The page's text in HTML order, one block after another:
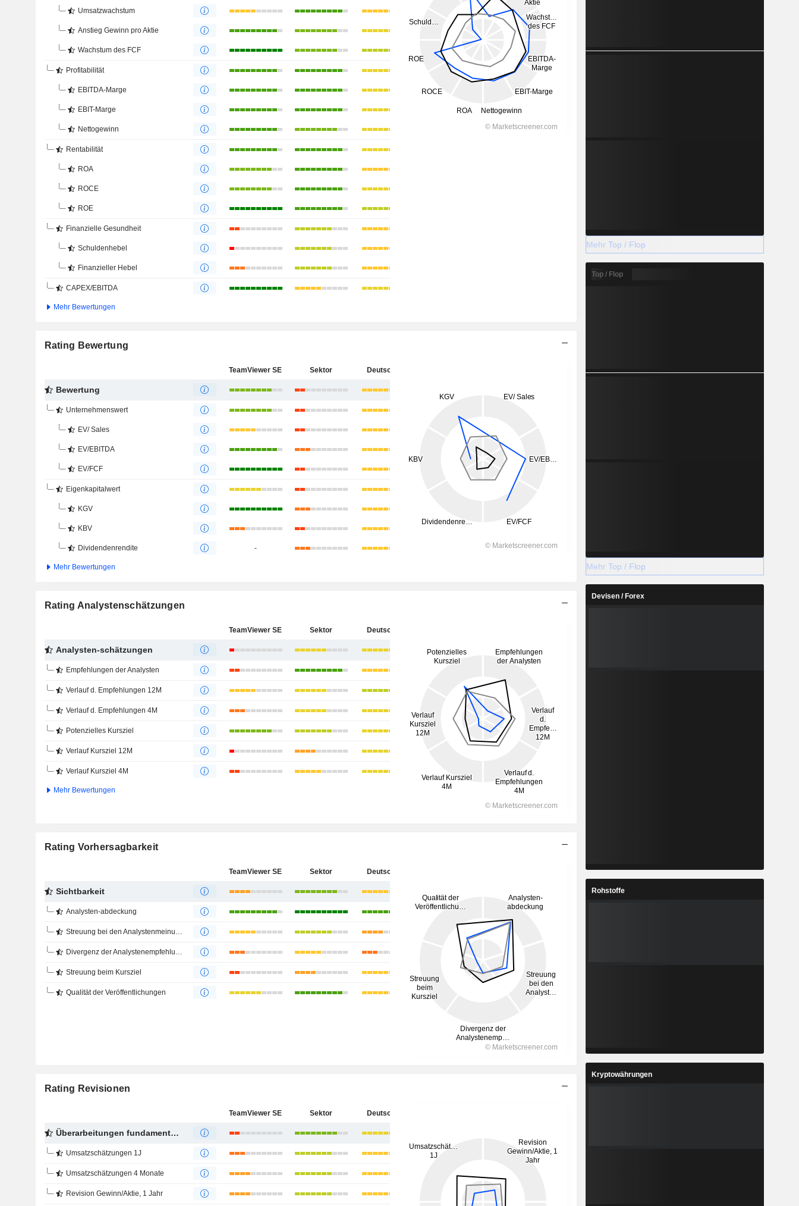
Umsatzwachstum
Anstieg Gewinn pro Aktie
Wachstum des FCF
Profitabilität
EBITDA-Marge
EBIT-Marge
Nettogewinn
Rentabilität
ROA
ROCE
ROE
Finanzielle Gesundheit
Schuldenhebel
Finanzieller Hebel
CAPEX/EBITDA
Mehr Bewertungen
Rating Bewertung
TeamViewer SE Sektor Deutschland
Bewertung
Unternehmenswert
EV/ Sales
EV/EBITDA
EV/FCF
Eigenkapitalwert
KGV
KBV
Dividendenrendite -
Mehr Bewertungen
Rating Analystenschätzungen
TeamViewer SE Sektor Deutschland
Analysten-schätzungen
Empfehlungen der Analysten
Verlauf d. Empfehlungen 12M
Verlauf d. Empfehlungen 4M
Potenzielles Kursziel
Verlauf Kursziel 12M
Verlauf Kursziel 4M
Mehr Bewertungen
Rating Vorhersagbarkeit
TeamViewer SE Sektor Deutschland
Sichtbarkeit
Analysten-abdeckung
Streuung bei den Analystenmeinungen
Divergenz der Analystenempfehlungen
Streuung beim Kursziel
Qualität der Veröffentlichungen
Rating Revisionen
TeamViewer SE Sektor Deutschland
Überarbeitungen fundamentaler Schätzungen
Umsatzschätzungen 1J
Umsatzschätzungen 4 Monate
Revision Gewinn/Aktie, 1 Jahr
Mehr Top / Flop
Top / Flop
Mehr Top / Flop
Devisen / Forex
Rohstoffe
Kryptowährungen